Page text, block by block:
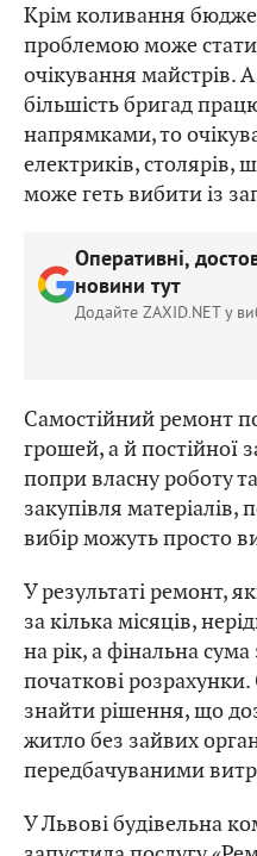
Крім коливання
проблемою може стати
очікування майстрів.
більшість бригад
напрямками, то
електриків, столярів,
може геть вибити із
Оперативні,
новини тут
Додайте ZAXID.NET у
Самостійний ремонт
грошей, а й постійної
попри власну роботу
закупівля матеріалів,
вибір можуть просто
У результаті ремонт,
за кілька місяців,
на рік, а фінальна
початкові
знайти рішення, що
житло без зайвих
передбачуваними
У Львові будівельна